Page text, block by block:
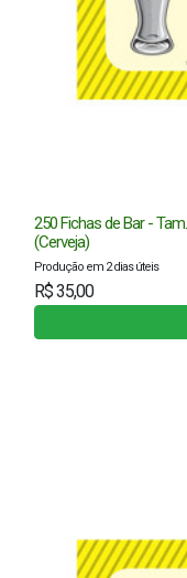
250 Fichas de Bar -
(Cerveja)
Produção em 2 dias úteis
R$ 35,00